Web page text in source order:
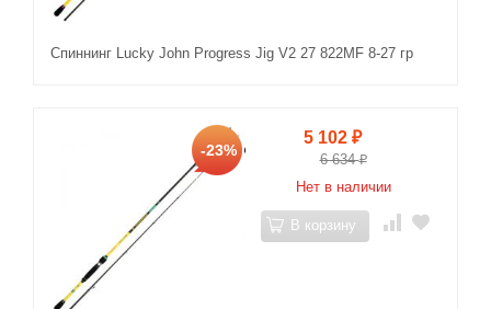
Спиннинг Lucky John Progress Jig V2 27 822MF 8-27 гр
-23%
5 102 ₽
6 634₽
Нет в наличии
В корзину